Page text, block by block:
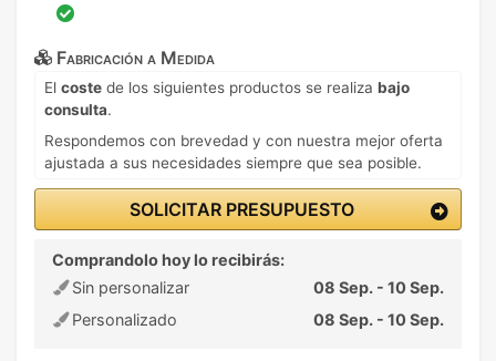
Fabricación a Medida
El coste de los siguientes productos se realiza bajo
consulta.
Respondemos con brevedad y con nuestra mejor oferta
ajustada a sus necesidades siempre que sea posible.
SOLICITAR PRESUPUESTO
Comprandolo hoy lo recibirás:
Sin personalizar
08 Sep. - 10 Sep.
Personalizado
08 Sep. - 10 Sep.